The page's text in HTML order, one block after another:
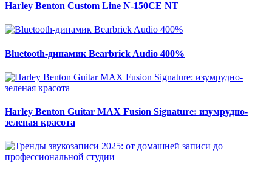
Harley Benton Custom Line N-150CE NT
Bluetooth-динамик Bearbrick Audio 400%
Harley Benton Guitar MAX Fusion Signature: изумрудно-
зеленая красота